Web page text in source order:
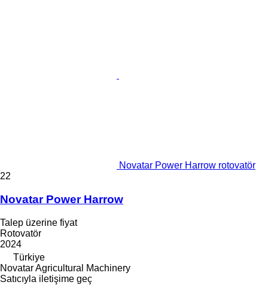
Novatar Power Harrow rotovatör
22
Novatar Power Harrow
Talep üzerine fiyat
Rotovatör
2024
Türkiye
Novatar Agricultural Machinery
Satıcıyla iletişime geç